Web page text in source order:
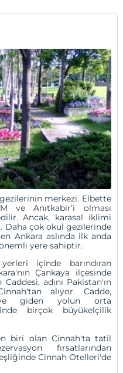
merkezi. Elbette
ve Anıtkabir’i olması
Ancak, karasal iklimi
Daha çok okul gezilerinde
Ankara aslında ilk anda
yere sahiptir.
içinde barındıran
Çankaya ilçesinde
adını Pakistan'ın
alıyor. Cadde,
giden yolun orta
birçok büyükelçilik
biri olan Cinnah'ta tatil
fırsatlarından
Cinnah Otelleri'de